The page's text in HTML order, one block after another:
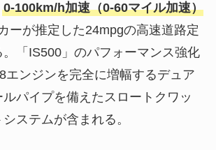
0-100km/h加速（0-60マイル加速）
ーが推定した24mpgの高速道路定
「IS500」のパフォーマンス強化
エンジンを完全に増幅するデュア
パイプを備えたスロートクワッ
ステムが含まれる。